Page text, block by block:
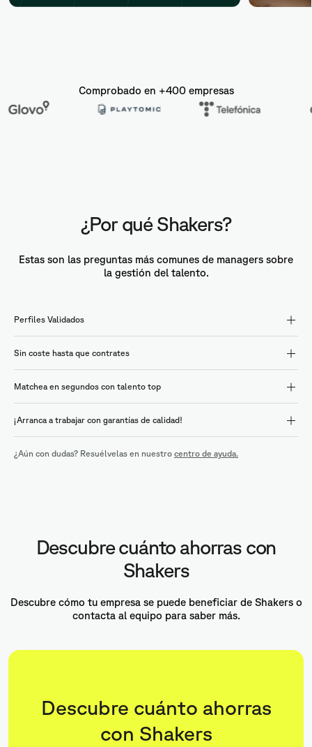
Comprobado en +400 empresas
¿Por qué Shakers?
Estas son las preguntas más comunes de managers sobre
la gestión del talento.
Perfiles Validados
Sin coste hasta que contrates
Matchea en segundos con talento top
¡Arranca a trabajar con garantías de calidad!
¿Aún con dudas? Resuélvelas en nuestro centro de ayuda.
Descubre cuánto ahorras con
Shakers
Descubre cómo tu empresa se puede beneficiar de Shakers o
contacta al equipo para saber más.
Descubre cuánto ahorras
con Shakers